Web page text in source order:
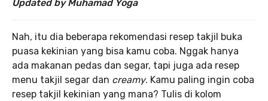
Updated by Muhamad Yoga
Nah, itu dia beberapa rekomendasi resep takjil buka
puasa kekinian yang bisa kamu coba. Nggak hanya
ada makanan pedas dan segar, tapi juga ada resep
menu takjil segar dan creamy. Kamu paling ingin coba
resep takjil kekinian yang mana? Tulis di kolom